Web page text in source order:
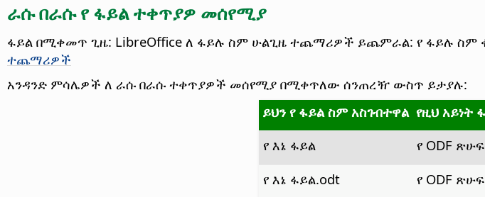
ራሱ በራሱ የ ፋይል ተቀጥያዎ መሰየሚያ
ፋይል በሚቀመጥ ጊዜ: LibreOffice ለ ፋይሉ ስም ሁልጊዜ ተጨማሪዎች ይጨምራል: የ ፋይሉ ስም
ተጨማሪዎች
አንዳንድ ምሳሌዎች ለ ራሱ በራሱ ተቀጥያዎች መሰየሚያ በሚቀጥለው ሰንጠረዥ ውስጥ ይታያሉ:
ይህን የ ፋይል ስም አስገብተዋል የዚህ አይነት
የ እኔ ፋይል
የ ODF ጽሁፍ
የ እኔ ፋይል.odt
የ ODF ጽሁፍ